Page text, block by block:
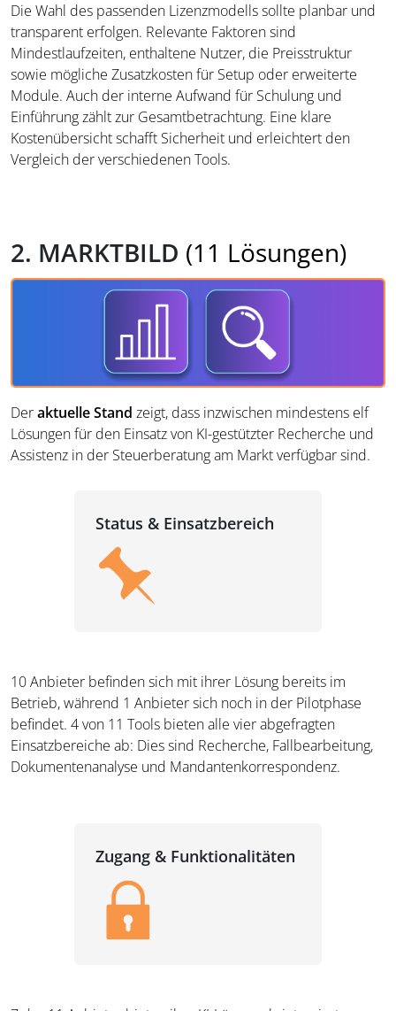
Die Wahl des passenden Lizenzmodells sollte planbar und
transparent erfolgen. Relevante Faktoren sind
Mindestlaufzeiten, enthaltene Nutzer, die Preisstruktur
sowie mögliche Zusatzkosten für Setup oder erweiterte
Module. Auch der interne Aufwand für Schulung und
Einführung zählt zur Gesamtbetrachtung. Eine klare
Kostenübersicht schafft Sicherheit und erleichtert den
Vergleich der verschiedenen Tools.
2. MARKTBILD (11 Lösungen)
Deraktuelle Stand zeigt, dass inzwischen mindestens elf
Lösungen für den Einsatz von KI-gestützter Recherche und
Assistenz in der Steuerberatung am Markt verfügbar sind.
Status & Einsatzbereich
10 Anbieter befinden sich mit ihrer Lösung bereits im
Betrieb, während 1 Anbieter sich noch in der Pilotphase
befindet. 4 von 11 Tools bieten alle vier abgefragten
Einsatzbereiche ab: Dies sind Recherche, Fallbearbeitung,
Dokumentenanalyse und Mandantenkorrespondenz.
Zugang & Funktionalitäten